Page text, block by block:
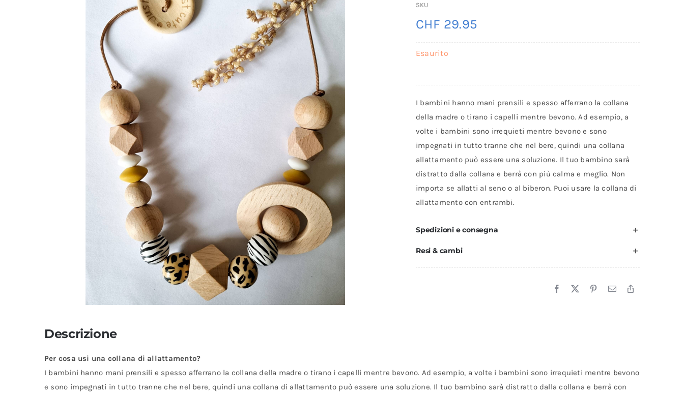
SKU
CHF 29.95
Esaurito
I bambini hanno mani prensili e spesso afferrano la collana
della madre o tirano i capelli mentre bevono. Ad esempio, a
volte i bambini sono irrequieti mentre bevono e sono
impegnati in tutto tranne che nel bere, quindi una collana
allattamento può essere una soluzione. Il tuo bambino sarà
distratto dalla collana e berrà con più calma e meglio. Non
importa se allatti al seno o al biberon. Puoi usare la collana di
allattamento con entrambi.
Spedizioni e consegna
Resi & cambi
Descrizione
Per cosa usi una collana di allattamento?
I bambini hanno mani prensili e spesso afferrano la collana della madre o tirano i capelli mentre bevono. Ad esempio, a volte i bambini sono irrequieti mentre bevono
e sono impegnati in tutto tranne che nel bere, quindi una collana di allattamento può essere una soluzione. Il tuo bambino sarà distratto dalla collana e berrà con